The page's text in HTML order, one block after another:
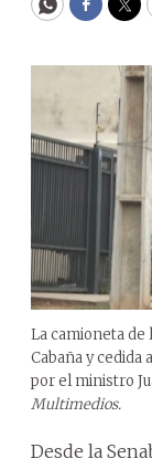
WhatsApp
La camioneta de
Cabaña y cedida
por el ministro
Multimedios.
Desde la